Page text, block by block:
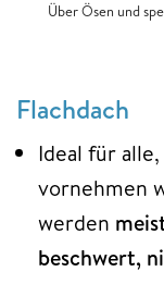
Über Ösen und
Flachdach
Ideal für
vornehmen
werden
beschwert,